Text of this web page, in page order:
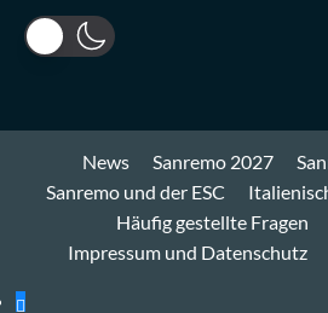
News Sanremo 2027
Sanremo und der ESC
Häufig gestellte Fragen
Impressum und Datenschutz
Bluesky